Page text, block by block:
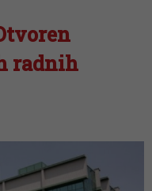
radnih